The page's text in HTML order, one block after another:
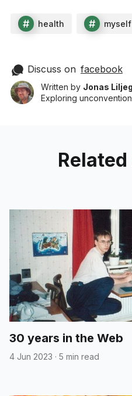
152719800472393
health myself
Discuss on facebook
Written by Jonas
Exploring unconventional methods in
Related
30 years in the Web
4 Jun 2023 · 5 min read